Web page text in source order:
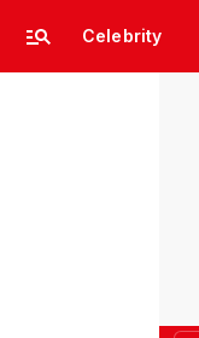
Celebrity